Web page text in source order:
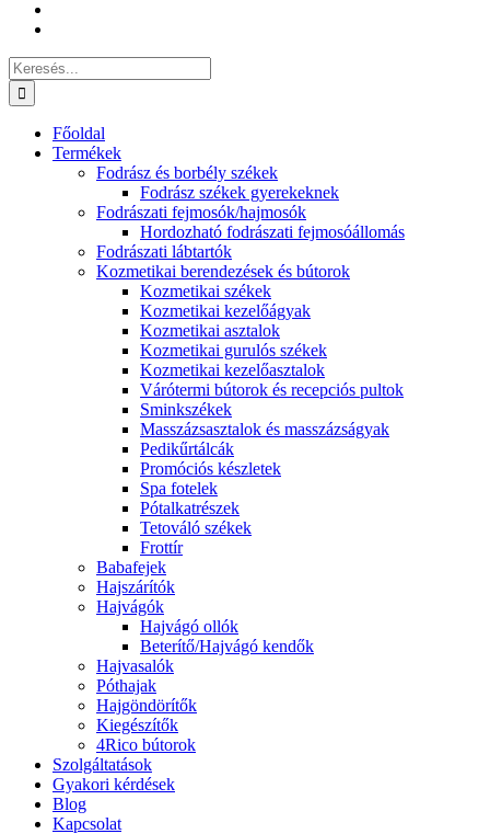
Keresés...
Főoldal
Termékek
Fodrász és borbély székek
Fodrász székek gyerekeknek
Fodrászati fejmosók/hajmosók
Hordozható fodrászati fejmosóállomás
Fodrászati lábtartók
Kozmetikai berendezések és bútorok
Kozmetikai székek
Kozmetikai kezelőágyak
Kozmetikai asztalok
Kozmetikai gurulós székek
Kozmetikai kezelőasztalok
Várótermi bútorok és recepciós pultok
Sminkszékek
Masszázsasztalok és masszázságyak
Pedikűrtálcák
Promóciós készletek
Spa fotelek
Pótalkatrészek
Tetováló székek
Frottír
Babafejek
Hajszárítók
Hajvágók
Hajvágó ollók
Beterítő/Hajvágó kendők
Hajvasalók
Póthajak
Hajgöndörítők
Kiegészítők
4Rico bútorok
Szolgáltatások
Gyakori kérdések
Blog
Kapcsolat